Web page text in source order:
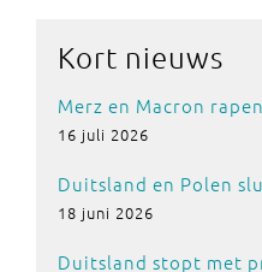
Kort nieuws
Merz en Macron
16 juli 2026
Duitsland en Polen
18 juni 2026
Duitsland stopt met